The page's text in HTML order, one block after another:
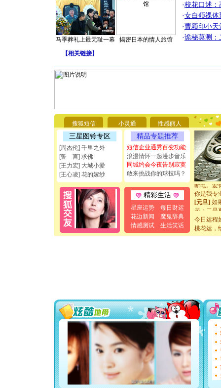
马季葬礼上最无耻一幕 揭密日本的情人旅馆
·校花口述：
·女白领祼体
·曹颖印小天
·诡秘莫测：
【相关链接】
搜狐短信 小灵通 性感丽人
三星图铃专区
[周杰伦] 千里之外
[誓 言] 求佛
[王力宏] 大城小爱
[王心凌] 花的嫁纱
精品专题推荐
短信企业通秀百变功能
浪漫情怀一起漫步音乐
同城约会今夜告别寂寞
敢来挑战你的球技吗？
精彩生活
星座运势
每日财运
花边新闻
魔鬼辞典
情感测试
生活笑话
你太多，
要平安
[圣诞节]
能正大光
都要快乐
[圣诞节]
如意,快
[元旦]看
断电。爱
你是我专
[元旦]如
起；二是
离。水
[元旦]当
泣，这痛
[圣诞节]
你太多，
要平安
[圣诞节]
能正大
都要快乐
[圣诞节]
如意,快
[元旦]
看
断电。
你是我
今日运程
桃花运，